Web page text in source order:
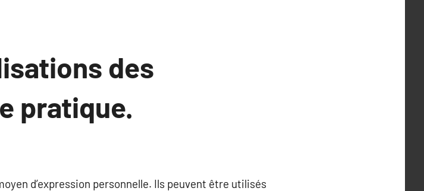
des
pratique.
d’expression personnelle. Ils peuvent être utilisés